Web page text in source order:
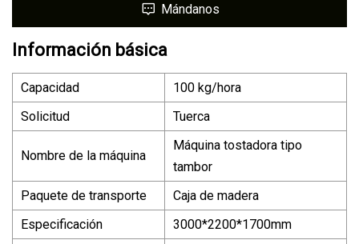
Mándanos
Información básica
Capacidad
100 kg/hora
Solicitud
Tuerca
Nombre de la máquina
Máquina tostadora tipo
tambor
Paquete de transporte
Caja de madera
Especificación
3000*2200*1700mm